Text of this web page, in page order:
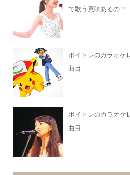
て歌う意味あるの？
ボイトレのカラオケ
曲目
ボイトレのカラオケ
曲目